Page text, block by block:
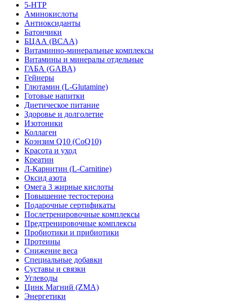
5-HTP
Аминокислоты
Антиоксиданты
Батончики
БЦАА (BCAA)
Витаминно-минеральные комплексы
Витамины и минералы отдельные
ГАБА (GABA)
Гейнеры
Глютамин (L-Glutamine)
Готовые напитки
Диетическое питание
Здоровье и долголетие
Изотоники
Коллаген
Коэнзим Q10 (CoQ10)
Красота и уход
Креатин
Л-Карнитин (L-Сarnitine)
Оксид азота
Омега 3 жирные кислоты
Повышение тестостерона
Подарочные сертификаты
Послетренировочные комплексы
Предтренировочные комплексы
Пробиотики и прибиотики
Протеины
Снижение веса
Специальные добавки
Суставы и связки
Углеводы
Цинк Магний (ZMA)
Энергетики